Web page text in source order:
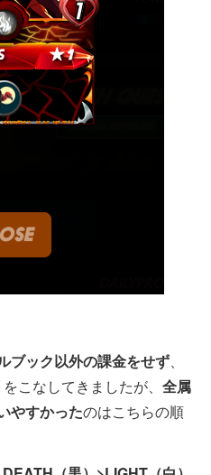
ブック以外の課金をせず、
こなしてきましたが、 全属
やすかったのはこちらの順